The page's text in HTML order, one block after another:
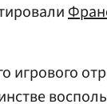
игрового